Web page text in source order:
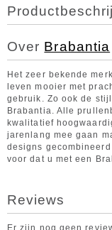
Over Brabantia
Het zeer bekende
leven mooier met
gebruik. Zo ook de
Brabantia. Alle
kwalitatief
jarenlang mee gaan
designs
voor dat u met een
Reviews
Er zijn nog geen